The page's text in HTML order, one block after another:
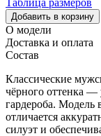
Добавить в корзину
О модели
Доставка и оплата
Состав
Классические
чёрного оттенка —
гардероба. Модель
отличается
силуэт и